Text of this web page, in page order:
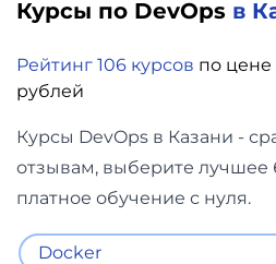
Курсы по DevOps в
Рейтинг 106 курсов по цене
рублей
Курсы DevOps в Казани -
отзывам, выберите лучшее
платное обучение с нуля.
Docker
и
Дизайн
Аналитика